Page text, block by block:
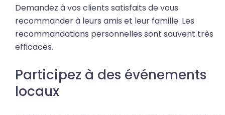
Demandez à vos clients satisfaits de vous
recommander à leurs amis et leur famille. Les
recommandations personnelles sont souvent très
efficaces.
Participez à des événements
locaux